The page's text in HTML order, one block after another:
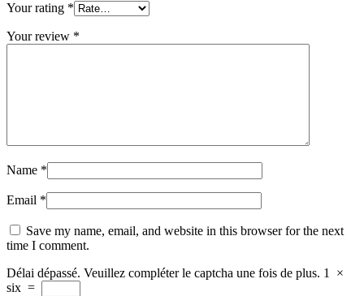
Your rating *
Your review *
Name *
Email *
Save my name, email, and website in this browser for the next
time I comment.
Délai dépassé. Veuillez compléter le captcha une fois de plus. 1
×
six =